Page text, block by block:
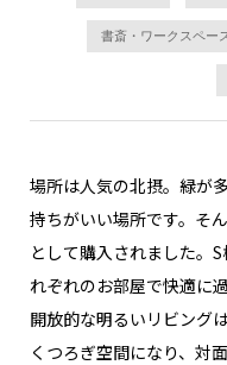
場所は人気の北摂。緑が
持ちがいい場所です。そ
として購入されました。
れぞれのお部屋で快適に
開放的な明るいリビング
くつろぎ空間になり、対
書斎・ワークスペー